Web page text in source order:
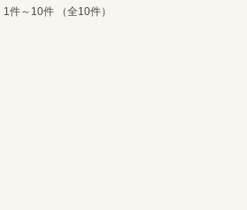
1件～10件 （全10件）